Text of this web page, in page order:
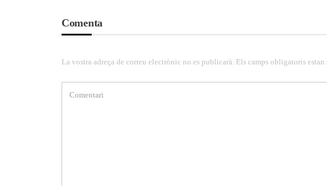
Comenta
La vostra adreça de correu electrònic no es publicarà. Els camps obligatoris estan